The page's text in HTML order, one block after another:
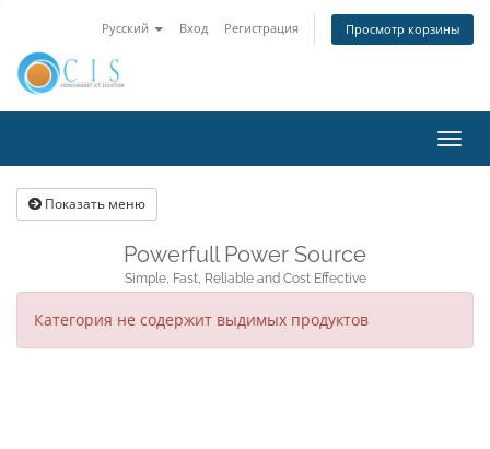
Русский Вход Регистрация Просмотр корзины
Показать меню
Powerfull Power Source
Simple, Fast, Reliable and Cost Effective
Категория не содержит выдимых продуктов